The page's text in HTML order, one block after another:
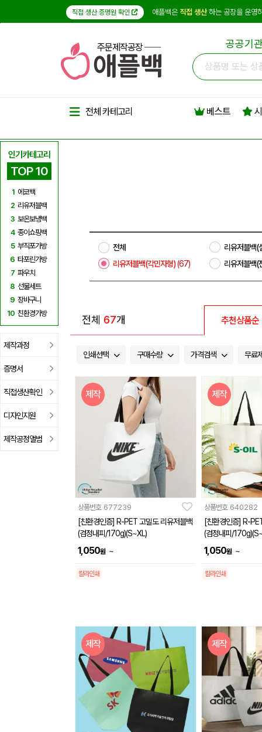
직접 생산 증명원 확인 애플백은 직접 생산하는 공장을 운영
주문제작공장 공공기
인기카테고리
TOP 10
1 에코백
2 리유저블백
3 보온보냉백
4 종이쇼핑백
5 부직포가방
6 타포린가방
7 파우치
8 선물세트
9 장바구니
10 친환경가방
제작과정
증명서
직접생산확인
디자인지원
제작공정앨범
전체 카테고리 베스트
전체
리유저블백(
리유저블백(각민자형)(67) 리유저블백(
전체 67개 추천상품순
인쇄선택 구매수량 가격검색 무료
제작
상품번호 677239
[친환경인증] R-PET 고밀도 리유저블백
(검정내피/170g)(S~XL)
1,050원 ~
칼라인쇄
제작
상품번호 640282
[친환경인증] R-
(검정내피/
1,050원 ~
칼라인쇄
제작 제작